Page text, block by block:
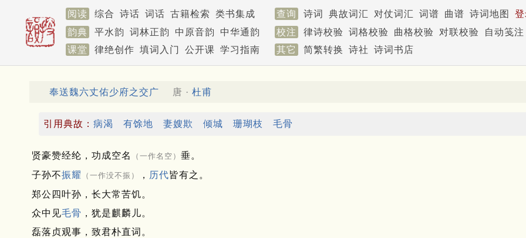
阅读 综合 诗话 词话 古籍检索 类书集成 查询 诗词 典故词汇 对仗词汇 词谱 曲谱 诗词地图
韵典
平水韵 词林正韵 中原音韵 中华通韵 校注 律诗校验 词格校验 曲格校验 对联校验
自动笺注
课堂
律绝创作 填词入门 公开课 学习指南 其它 简繁转换 诗社 诗词书店
奉送魏六丈佑少府之交广 唐 · 杜甫
引用典故： 病渴 有馀地 妻嫂欺 倾城 珊瑚枝 毛骨
贤豪赞经纶，功成空名 （一作名空） 垂。
子孙不振耀 （一作没不振） ， 历代皆有之。
郑公四叶孙，长大常苦饥。
众中见毛骨 ，犹是麒麟儿。
磊落贞观事，致君朴直词。